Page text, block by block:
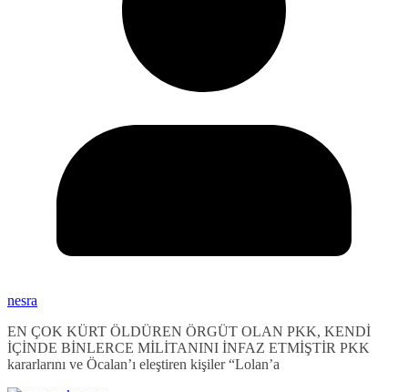
nesra
EN ÇOK KÜRT ÖLDÜREN ÖRGÜT OLAN PKK, KENDİ
İÇİNDE BİNLERCE MİLİTANINI İNFAZ ETMİŞTİR PKK
kararlarını ve Öcalan’ı eleştiren kişiler “Lolan’a